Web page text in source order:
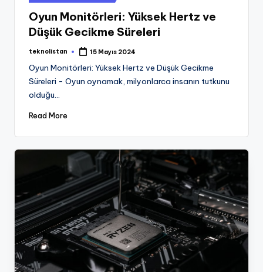
in
Oyun Monitörleri: Yüksek Hertz ve
Düşük Gecikme Süreleri
Posted
teknolistan 15 Mayıs 2024
Oyun Monitörleri: Yüksek Hertz ve Düşük Gecikme
Süreleri - Oyun oynamak, milyonlarca insanın tutkunu
olduğu…
Read More